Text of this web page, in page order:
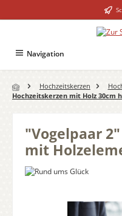
Navigation
Hochzeitskerzen
Hochzeitskerzen mit Holz 30cm
"Vogelpaar
mit
Bildergalerie überspringen